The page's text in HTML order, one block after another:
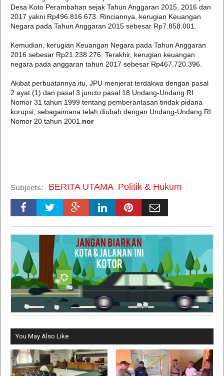
Desa Koto Perambahan sejak Tahun Anggaran 2015, 2016 dan
2017 yakni Rp496.816.673. Rinciannya, kerugian Keuangan
Negara pada Tahun Anggaran 2015 sebesar Rp7.858.001.
Kemudian, kerugian Keuangan Negara pada Tahun Anggaran
2016 sebesar Rp21.238.276. Terakhir, kerugian keuangan
negara pada anggaran tahun 2017 sebesar Rp467.720.396.
Akibat perbuatannya itu, JPU menjerat terdakwa dengan pasal
2 ayat (1) dan pasal 3 juncto pasal 18 Undang-Undang RI
Nomor 31 tahun 1999 tentang pemberantasan tindak pidana
korupsi, sebagaimana telah diubah dengan Undang-Undang RI
Nomor 20 tahun 2001. nor
Subjects: BERITA UTAMA Politik & Hukum
You May Also Like